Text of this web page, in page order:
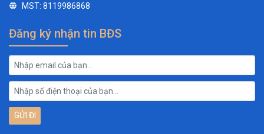
MST: 8119986868
Đăng ký nhận tin BĐS